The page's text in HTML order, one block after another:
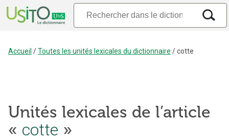
Accueil /Toutes les unités lexicales du dictionnaire /cotte
Unités lexicales de l’article
« cotte »